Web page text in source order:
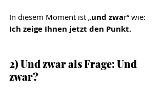
In diesem Moment ist „und zwar“ wie:
Ich zeige Ihnen jetzt den Punkt.
2) Und zwar als Frage: Und
zwar?